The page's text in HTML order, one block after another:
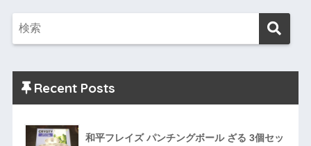
Recent Posts
和平フレイズ パンチングボール ざる 3個セッ